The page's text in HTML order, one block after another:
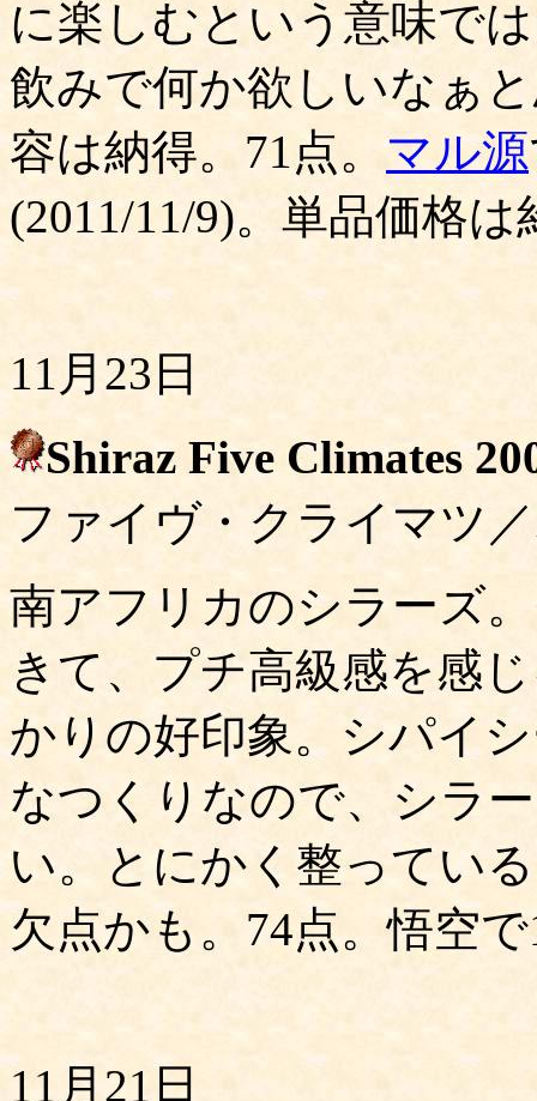
に楽しむという意味で
飲みで何か欲しいなぁ
容は納得。71点。 マル源
(2011/11/9)。単品価格は
11月23日
Shiraz Five Climates
ファイヴ・クライマツ
南アフリカのシラーズ
きて、プチ高級感を感
かりの好印象。シパイ
なつくりなので、シラ
い。とにかく整ってい
欠点かも。74点。悟空
11月21日